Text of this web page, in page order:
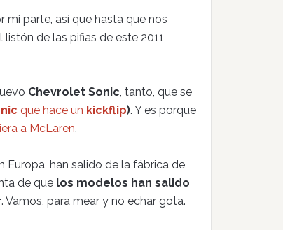
parte, así que hasta que nos
de las pifias de este 2011,
Chevrolet Sonic, tanto, que se
que hace un kickflip). Y es porque
a McLaren.
Europa, han salido de la fábrica de
de que los modelos han salido
. Vamos, para mear y no echar gota.